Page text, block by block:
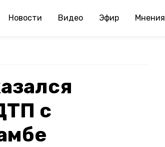
Новости Видео Эфир Мнения
с